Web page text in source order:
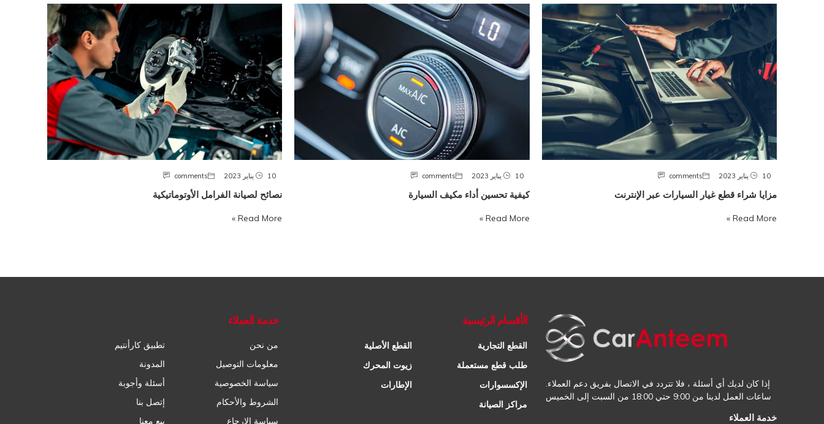
10 يناير 2023 comments
مزايا شراء قطع غيار السيارات عبر الإنترنت
Read More »
10 يناير 2023 comments
كيفية تحسين أداء مكيف السيارة
Read More »
10 يناير 2023 comments
نصائح لصيانة الفرامل الأوتوماتيكية
Read More »
إذا كان لديك أي أسئلة ، فلا تتردد في الاتصال بفريق دعم العملاء.
ساعات العمل لدينا من 9:00 حتي 18:00 من السبت إلى الخميس
خدمة العملاء
الأقسام الرئيسية
القطع التجارية
القطع الأصلية
طلب قطع مستعملة
زيوت المحرك
الإكسسوارات
الإطارات
مراكز الصيانة
خدمة العملاء
من نحن
تطبيق كارأنتيم
معلومات التوصيل
المدونة
سياسة الخصوصية
أسئلة وأجوبة
الشروط والأحكام
إتصل بنا
سياسة الإرجاع
بيع معنا